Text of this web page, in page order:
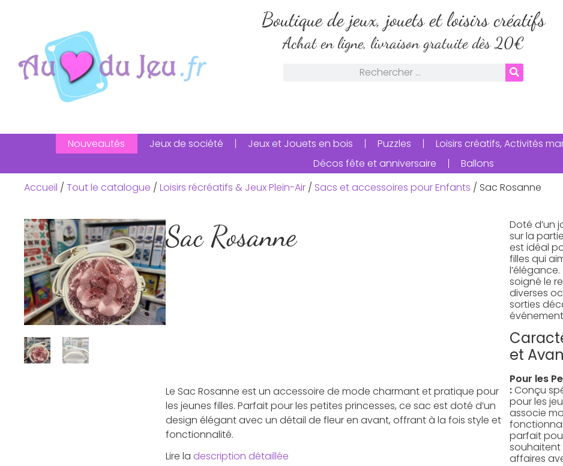
Boutique de jeux, jouets et loisirs créatifs
Achat en ligne, livraison gratuite dès 20€
Nouveautés Jeux de société Jeux et Jouets en bois Puzzles Loisirs créatifs, Activités
Décos fête et anniversaire
Ballons
Accueil /Tout le catalogue /Loisirs récréatifs & Jeux Plein-Air / Sacs et accessoires pour Enfants / Sac Rosanne
Sac Rosanne
Le Sac Rosanne est un accessoire de mode charmant et pratique pour
les jeunes filles. Parfait pour les petites princesses, ce sac est doté d’un
design élégant avec un détail de fleur en avant, offrant à la fois style et
fonctionnalité.
Lire ladescription détaillée
Doté d’un
sur la
est idéal
filles qui
soigné le
diverses
sorties
et
Pour les
:Conçu
pour les
associe
parfait
souhaitent
affaires